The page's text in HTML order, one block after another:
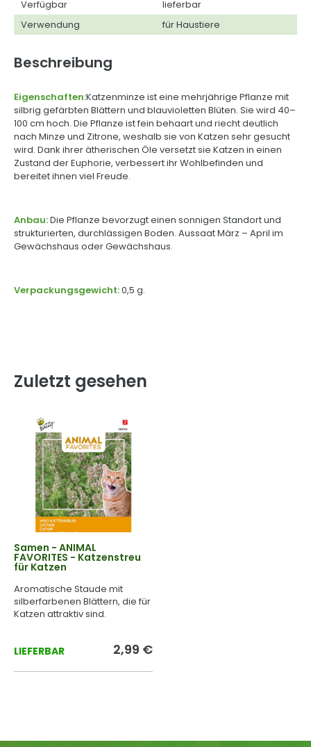
Verfügbar
lieferbar
Verwendung
für Haustiere
Beschreibung
Eigenschaften:Katzenminze ist eine mehrjährige Pflanze mit
silbrig gefärbten Blättern und blauvioletten Blüten. Sie wird 40–
100 cm hoch. Die Pflanze ist fein behaart und riecht deutlich
nach Minze und Zitrone, weshalb sie von Katzen sehr gesucht
wird. Dank ihrer ätherischen Öle versetzt sie Katzen in einen
Zustand der Euphorie, verbessert ihr Wohlbefinden und
bereitet ihnen viel Freude.
Anbau:Die Pflanze bevorzugt einen sonnigen Standort und
strukturierten, durchlässigen Boden. Aussaat März – April im
Gewächshaus oder Gewächshaus.
Verpackungsgewicht:0,5 g.
Zuletzt gesehen
Samen - ANIMAL
FAVORITES - Katzenstreu
für Katzen
Aromatische Staude mit
silberfarbenen Blättern, die für
Katzen attraktiv sind.
LIEFERBAR 2,99 €